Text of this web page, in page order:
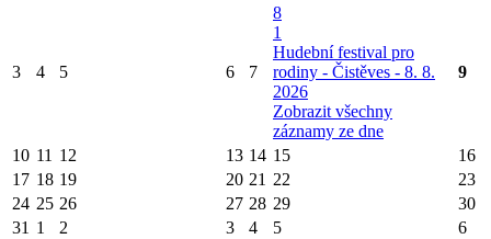
3 4 5 6 7
8
1
Hudební festival pro
rodiny - Čistěves - 8. 8.
2026
Zobrazit všechny
záznamy ze dne
9
10 11 12 13 14 15
16
17 18 19 20 21 22
23
24 25 26 27 28 29
30
31 1 2 3 4 5 6